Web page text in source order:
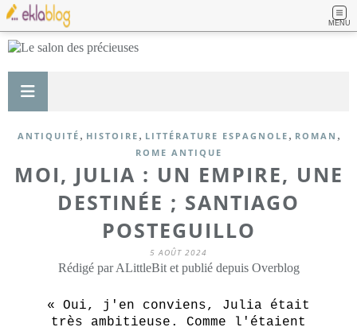
MENU
ANTIQUITÉ , HISTOIRE , LITTÉRATURE ESPAGNOLE , ROMAN ,
ROME ANTIQUE
MOI, JULIA : UN EMPIRE, UNE
DESTINÉE ; SANTIAGO
POSTEGUILLO
5 AOÛT 2024
Rédigé par ALittleBit et publié depuis Overblog
« Oui, j'en conviens, Julia était
très ambitieuse. Comme l'étaient